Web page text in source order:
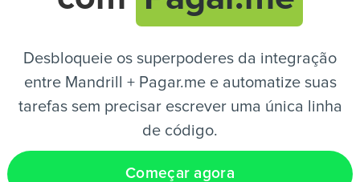
Desbloqueie os superpoderes da integração
entre Mandrill + Pagar.me e automatize suas
tarefas sem precisar escrever uma única linha
de código.
Começar agora